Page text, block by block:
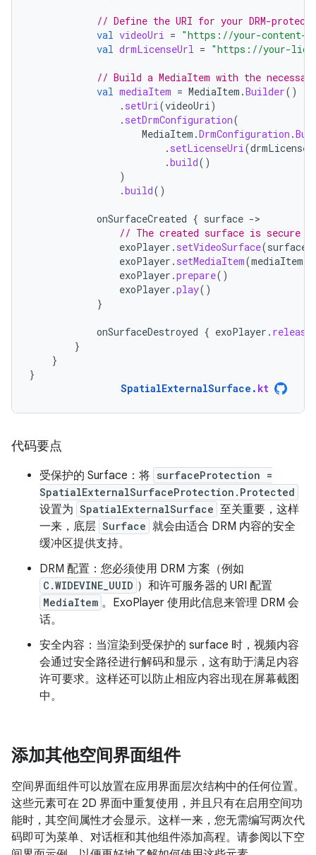
// Define the URI for your DRM-
val videoUri = "https://your-content-
val drmLicenseUrl = "https://your-
// Build a MediaItem with the
val mediaItem = MediaItem .Builder()
. setUri (videoUri )
. setDrmConfiguration(
MediaItem .DrmConfiguration .
. setLicenseUri (
.build()
)
.build()
onSurfaceCreated { surface -
// The created surface is secure
exoPlayer . setVideoSurface(surface
exoPlayer . setMediaItem(mediaItem
exoPlayer .prepare()
exoPlayer .play()
}
onSurfaceDestroyed { exoPlayer . release
}
}
}
SpatialExternalSurface . kt
代码要点
受保护的 Surface：将 surfaceProtection =
SpatialExternalSurfaceProtection.Protected
设置为 SpatialExternalSurface 至关重要，这样
一来，底层 Surface 就会由适合 DRM 内容的安全
缓冲区提供支持。
DRM 配置：您必须使用 DRM 方案（例如
C.WIDEVINE_UUID ）和许可服务器的 URI 配置
MediaItem 。ExoPlayer 使用此信息来管理 DRM 会
话。
安全内容：当渲染到受保护的 surface 时，视频内容
会通过安全路径进行解码和显示，这有助于满足内容
许可要求。这样还可以防止相应内容出现在屏幕截图
中。
添加其他空间界面组件
空间界面组件可以放置在应用界面层次结构中的任何位置。
这些元素可在 2D 界面中重复使用，并且只有在启用空间功
能时，其空间属性才会显示。这样一来，您无需编写两次代
码即可为菜单、对话框和其他组件添加高程。请参阅以下空